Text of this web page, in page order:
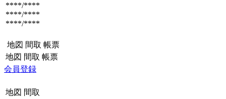
****/****
****/****
****/****
地図 間取 帳票
地図 間取 帳票
会員登録
地図 間取